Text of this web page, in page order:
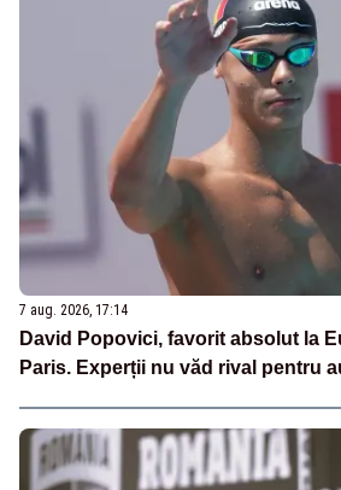
7 aug. 2026, 17:14
David Popovici, favorit absolut la
Paris. Experții nu văd rival pentru